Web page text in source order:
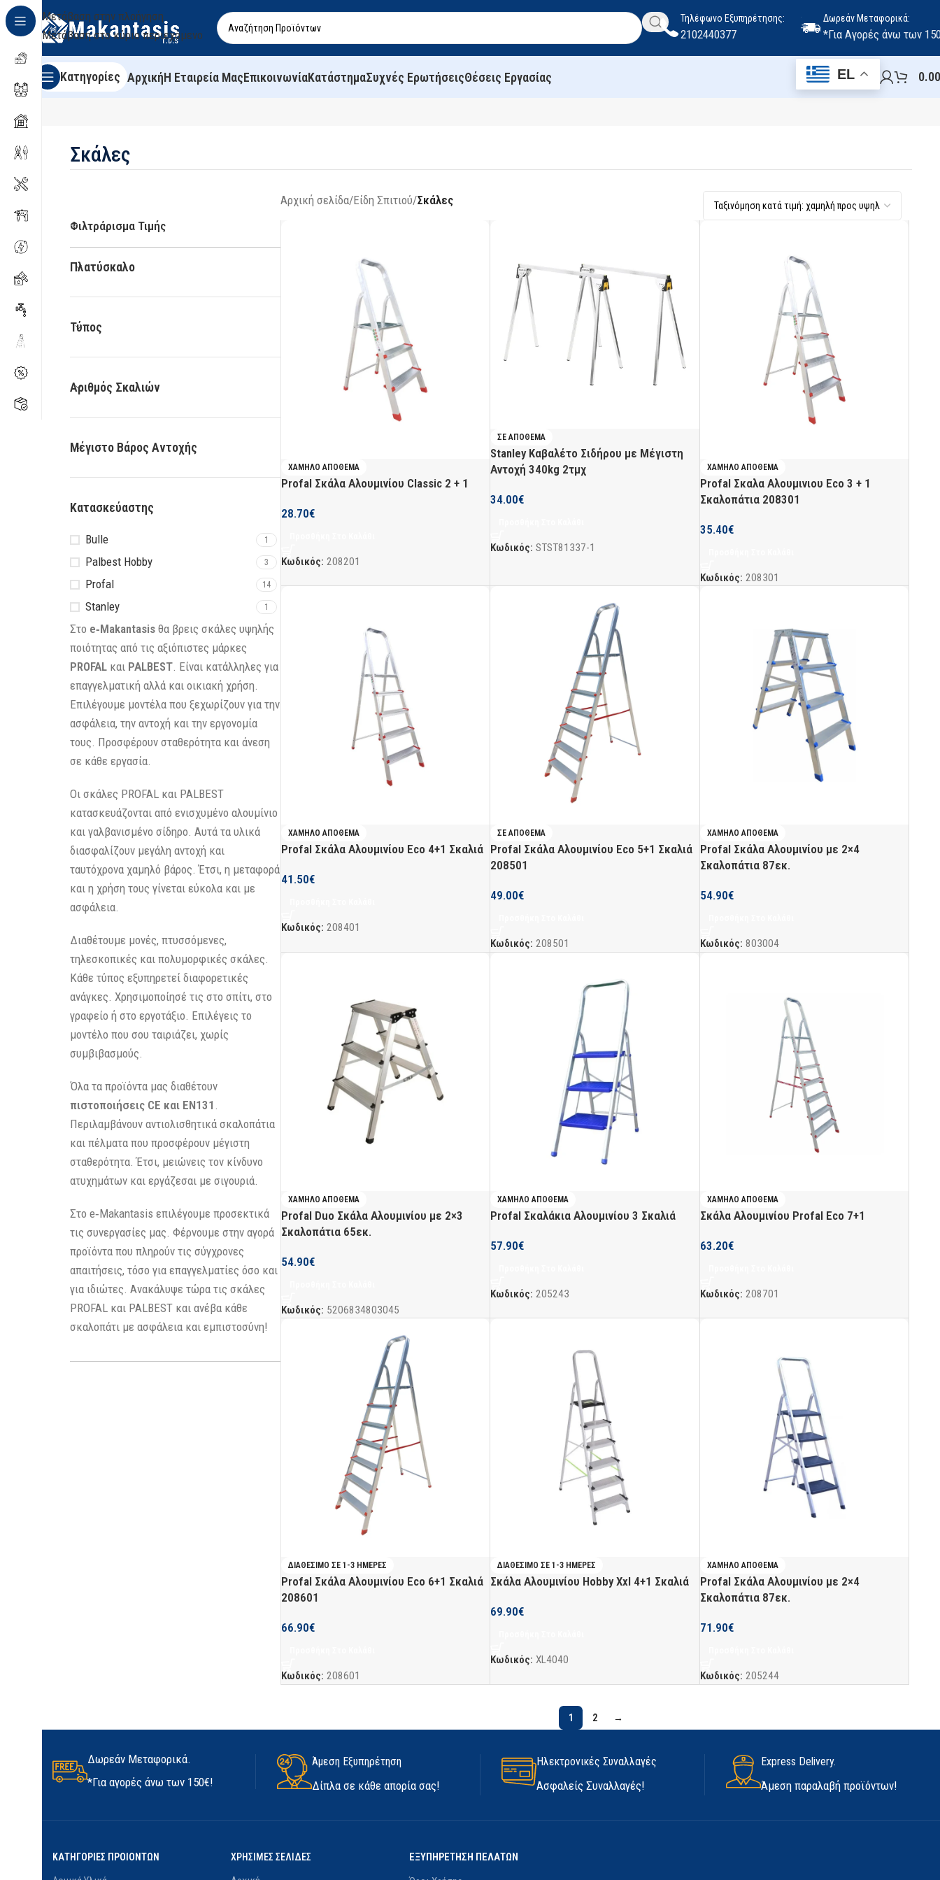
Μετάβαση στην πλοήγηση
Μετάβαση στο κύριο περιεχόμενο
Τηλέφωνο Εξυπηρέτησης:
2102440377
Δωρεάν Μεταφορικά:
*Για Αγορές άνω των
Κατηγορίες ΑρχικήΗ Εταιρεία ΜαςΕπικοινωνίαΚατάστημαΣυχνές ΕρωτήσειςΘέσεις Εργασίας EL 0.00
Σκάλες
Φιλτράρισμα Τιμής
Πλατύσκαλο
Τύπος
Αριθμός Σκαλιών
Μέγιστο Βάρος Αντοχής
Κατασκεύαστης
Bulle 1
Palbest Hobby 3
Profal 14
Stanley 1
Στο e‑Makantasis θα βρεις σκάλες υψηλής
ποιότητας από τις αξιόπιστες μάρκες
PROFAL και PALBEST. Είναι κατάλληλες για
επαγγελματική αλλά και οικιακή χρήση.
Επιλέγουμε μοντέλα που ξεχωρίζουν για την
ασφάλεια, την αντοχή και την εργονομία
τους. Προσφέρουν σταθερότητα και άνεση
σε κάθε εργασία.
Οι σκάλες PROFAL και PALBEST
κατασκευάζονται από ενισχυμένο αλουμίνιο
και γαλβανισμένο σίδηρο. Αυτά τα υλικά
διασφαλίζουν μεγάλη αντοχή και
ταυτόχρονα χαμηλό βάρος. Έτσι, η μεταφορά
και η χρήση τους γίνεται εύκολα και με
ασφάλεια.
Διαθέτουμε μονές, πτυσσόμενες,
τηλεσκοπικές και πολυμορφικές σκάλες.
Κάθε τύπος εξυπηρετεί διαφορετικές
ανάγκες. Χρησιμοποίησέ τις στο σπίτι, στο
γραφείο ή στο εργοτάξιο. Επιλέγεις το
μοντέλο που σου ταιριάζει, χωρίς
συμβιβασμούς.
Όλα τα προϊόντα μας διαθέτουν
πιστοποιήσεις CE και EN131 .
Περιλαμβάνουν αντιολισθητικά σκαλοπάτια
και πέλματα που προσφέρουν μέγιστη
σταθερότητα. Έτσι, μειώνεις τον κίνδυνο
ατυχημάτων και εργάζεσαι με σιγουριά.
Στο e‑Makantasis επιλέγουμε προσεκτικά
τις συνεργασίες μας. Φέρνουμε στην αγορά
προϊόντα που πληρούν τις σύγχρονες
απαιτήσεις, τόσο για επαγγελματίες όσο και
για ιδιώτες. Ανακάλυψε τώρα τις σκάλες
PROFAL και PALBEST και ανέβα κάθε
σκαλοπάτι με ασφάλεια και εμπιστοσύνη!
Αρχική σελίδα/Είδη Σπιτιού/Σκάλες
ΧΑΜΗΛΌ ΑΠΌΘΕΜΑ
Profal Σκάλα Αλουμινίου Classic 2 + 1
28.70€
Κωδικός: 208201
ΣΕ ΑΠΌΘΕΜΑ
Stanley Καβαλέτο Σιδήρου με Μέγιστη
Αντοχή 340kg 2τμχ
34.00€
Κωδικός:STST81337-1
ΧΑΜΗΛΌ ΑΠΌΘΕΜΑ
Profal Σκαλα Αλουμινιου Eco 3 + 1
Σκαλοπάτια 208301
35.40€
Κωδικός: 208301
ΧΑΜΗΛΌ ΑΠΌΘΕΜΑ
Profal Σκάλα Αλουμινίου Eco 4+1 Σκαλιά
41.50€
Κωδικός: 208401
ΣΕ ΑΠΌΘΕΜΑ
Profal Σκάλα Αλουμινίου Eco 5+1 Σκαλιά
208501
49.00€
Κωδικός:208501
ΧΑΜΗΛΌ ΑΠΌΘΕΜΑ
Profal Σκάλα Αλουμινίου με 2×4
Σκαλοπάτια 87εκ.
54.90€
Κωδικός: 803004
ΧΑΜΗΛΌ ΑΠΌΘΕΜΑ
Profal Duo Σκάλα Αλουμινίου με 2×3
Σκαλοπάτια 65εκ.
54.90€
Κωδικός: 5206834803045
ΧΑΜΗΛΌ ΑΠΌΘΕΜΑ
Profal Σκαλάκια Αλουμινίου 3 Σκαλιά
57.90€
Κωδικός:205243
ΧΑΜΗΛΌ ΑΠΌΘΕΜΑ
Σκάλα Αλουμινίου Profal Eco 7+1
63.20€
Κωδικός: 208701
ΔΙΑΘΈΣΙΜΟ ΣΕ 1-3 ΗΜΈΡΕΣ
Profal Σκάλα Αλουμινίου Eco 6+1 Σκαλιά
208601
66.90€
Κωδικός: 208601
ΔΙΑΘΈΣΙΜΟ ΣΕ 1-3 ΗΜΈΡΕΣ
Σκάλα Αλουμινίου Hobby Xxl 4+1 Σκαλιά
69.90€
Κωδικός:XL4040
ΧΑΜΗΛΌ ΑΠΌΘΕΜΑ
Profal Σκάλα Αλουμινίου με 2×4
Σκαλοπάτια 87εκ.
71.90€
Κωδικός: 205244
1 2 →
Δωρεάν Μεταφορικά.
*Για αγορές άνω των 150€!
Άμεση Εξυπηρέτηση
Δίπλα σε κάθε απορία σας!
Ηλεκτρονικές Συναλλαγές
Ασφαλείς Συναλλαγές!
Express Delivery.
Άμεση παραλαβή προϊόντων!
ΚΑΤΗΓΟΡΙΕΣ ΠΡΟΙΟΝΤΩΝ ΧΡΗΣΙΜΕΣ ΣΕΛΙΔΕΣ
ΕΞΥΠΗΡΕΤΗΣΗ ΠΕΛΑΤΩΝ